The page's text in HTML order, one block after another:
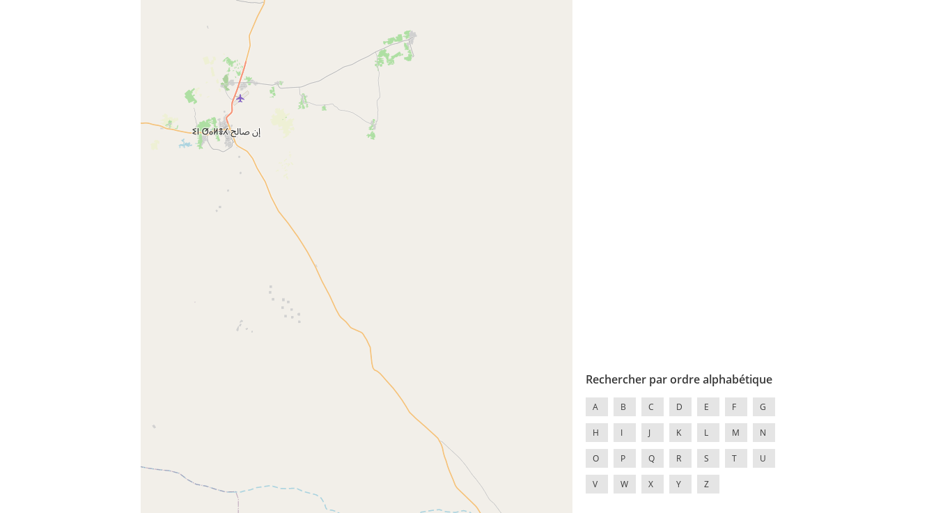
Rechercher par ordre alphabétique
A B C D E F G
H I J K L M N
O P Q R S T U
V W X Y Z